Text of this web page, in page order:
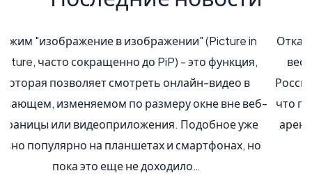
Отказ от покупки ИТ услуг, в пользу аренды, сегодня
весьма актуален, ведь рынок ИТ, на территории
России значительно вырос. Специалисты заметили,
что потребителей заинтересовал облачный сервис,
аренда мощностей ЦОД, вместо их приобретения.
Также наблюдается замена зарубежного
программного обеспечения…